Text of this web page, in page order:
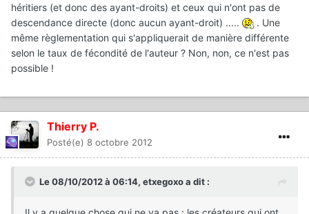
héritiers (et donc des ayant-droits) et ceux qui n'ont pas de
descendance directe (donc aucun ayant-droit) .....
. Une
même règlementation qui s'appliquerait de manière différente
selon le taux de fécondité de l'auteur ? Non, non, ce n'est pas
possible !
Thierry P.
Posté(e) 8 octobre 2012
Le 08/10/2012 à 06:14, etxegoxo a dit :